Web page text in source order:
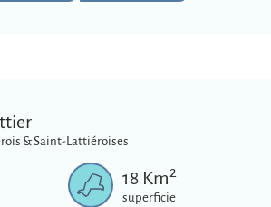
& Saint-Lattiéroises
18 Km2
superficie